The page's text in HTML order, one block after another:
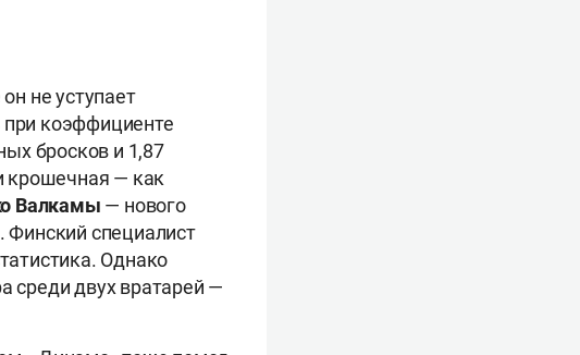
не уступает
при коэффициенте
бросков и 1,87
крошечная — как
Валкамы — нового
Финский специалист
Однако
среди двух вратарей —